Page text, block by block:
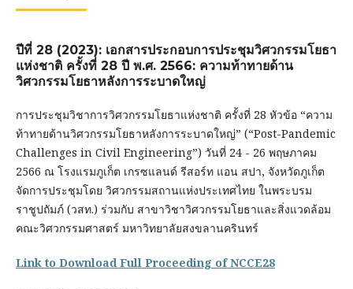
ปีที่ 28 (2023): เอกสารประกอบการประชุมวิศวกรรมโยธา
แห่งชาติ ครั้งที่ 28 ปี พ.ศ. 2566: ความท้าทายด้าน
วิศวกรรมโยธาหลังการระบาดใหญ่
การประชุมวิชาการวิศวกรรมโยธาแห่งชาติ ครั้งที่ 28 หัวข้อ “ความ
ท้าทายด้านวิศวกรรมโยธาหลังการระบาดใหญ่” (“Post-Pandemic
Challenges in Civil Engineering”) วันที่ 24 - 26 พฤษภาคม
2566 ณ โรงแรมภูเก็ต เกรซแลนด์ รีสอร์ท แอน สปา, จังหวัดภูเก็ต
จัดการประชุมโดย วิศวกรรมสถานแห่งประเทศไทย ในพระบรม
ราชูปถัมภ์ (วสท.) ร่วมกับ สาขาวิชาวิศวกรรมโยธาและสิ่งแวดล้อม
คณะวิศวกรรมศาสตร์ มหาวิทยาลัยสงขลานครินทร์
Link to Download Full Proceeding of NCCE28